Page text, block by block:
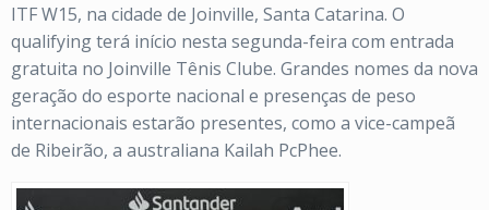
ITF W15, na cidade de Joinville, Santa Catarina. O
qualifying terá início nesta segunda-feira com entrada
gratuita no Joinville Tênis Clube. Grandes nomes da nova
geração do esporte nacional e presenças de peso
internacionais estarão presentes, como a vice-campeã
de Ribeirão, a australiana Kailah PcPhee.